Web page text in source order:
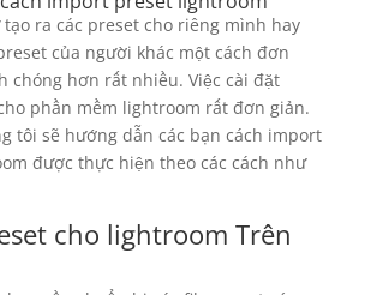
tạo ra các preset cho riêng mình hay
của người khác một cách đơn
chóng hơn rất nhiều. Việc cài đặt
phần mềm lightroom rất đơn giản.
tôi sẽ hướng dẫn các bạn cách import
được thực hiện theo các cách như
cho lightroom Trên